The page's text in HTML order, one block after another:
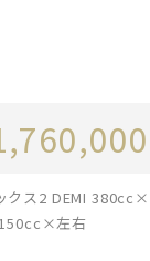
クス2 DEMI
左右